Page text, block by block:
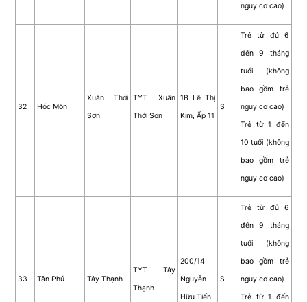
nguy cơ cao)
32 Hóc Môn
Xuân Thới
Sơn
TYT Xuân
Thới Sơn
1B Lê Thị
Kim, Ấp 11
S
Trẻ từ đủ 6
đến 9 tháng
tuổi (không
bao gồm trẻ
nguy cơ cao)
Trẻ từ 1 đến
10 tuổi (không
bao gồm trẻ
nguy cơ cao)
33 Tân Phú Tây Thạnh
TYT Tây
Thạnh
200/14
Nguyễn
Hữu Tiến
S
Trẻ từ đủ 6
đến 9 tháng
tuổi (không
bao gồm trẻ
nguy cơ cao)
Trẻ từ 1 đến